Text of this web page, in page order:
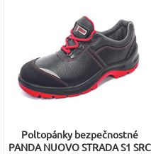
Poltopánky bezpečnostné
PANDA NUOVO STRADA S1 SRC